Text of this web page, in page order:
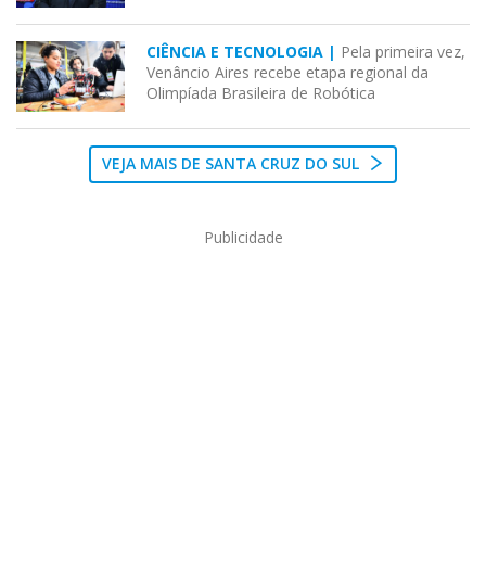
CIÊNCIA E TECNOLOGIA | Pela primeira vez,
Venâncio Aires recebe etapa regional da
Olimpíada Brasileira de Robótica
VEJA MAIS DE SANTA CRUZ DO SUL
Publicidade